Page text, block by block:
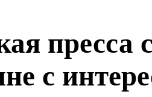
пресса
с